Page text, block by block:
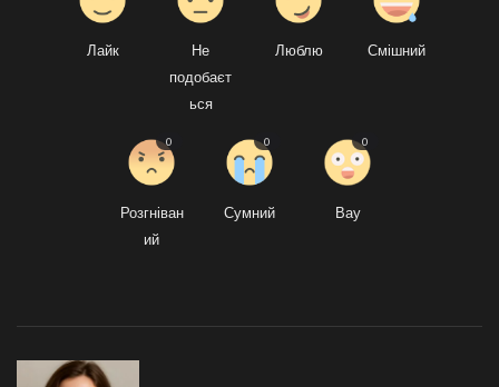
Лайк
Не
подобаєт
ься
Люблю Смішний
Розгніван
ий
0
Сумний
0
Вау
0